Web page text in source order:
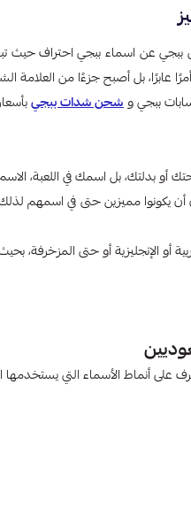
ببجي عن اسماء ببجي احتراف​
عابرًا، بل أصبح جزءًا من
ببجي وشحن شدات ببجي
أو بدلتك، بل اسمك في اللعبة،
أو الإنجليزية أو حتى المزخرفة،